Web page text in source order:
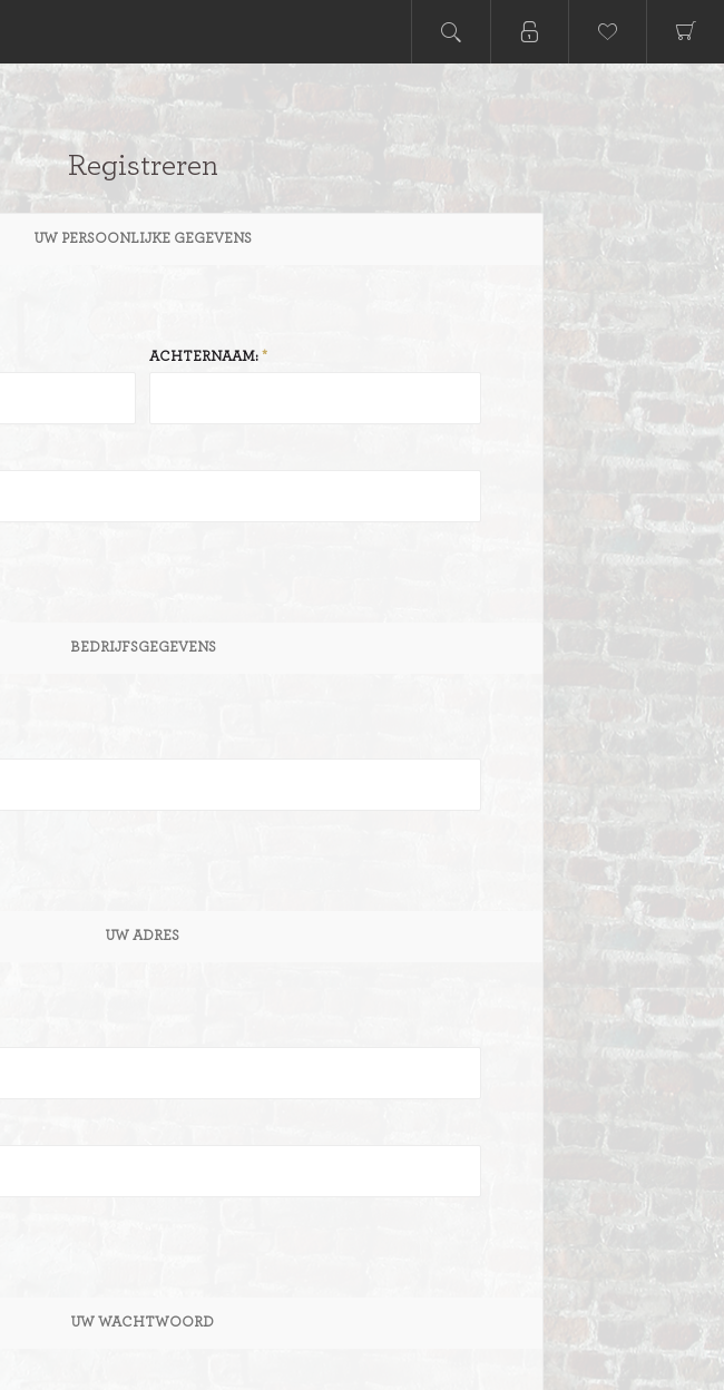
Registreren
UW PERSOONLIJKE GEGEVENS
ACHTERNAAM:
BEDRIJFSGEGEVENS
UW ADRES
UW WACHTWOORD